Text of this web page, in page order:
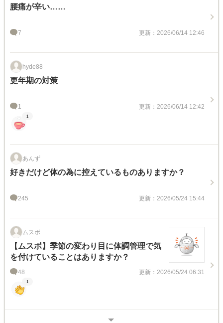
腰痛が辛い……
7 更新：2026/06/14 12:46
hyde88
更年期の対策
1 更新：2026/06/14 12:42
1
あんず
好きだけど体の為に控えているものありますか？
245 更新：2026/05/24 15:44
ムスボ
【ムスボ】季節の変わり目に体調管理で気
を付けていることはありますか？
48 更新：2026/05/24 06:31
1